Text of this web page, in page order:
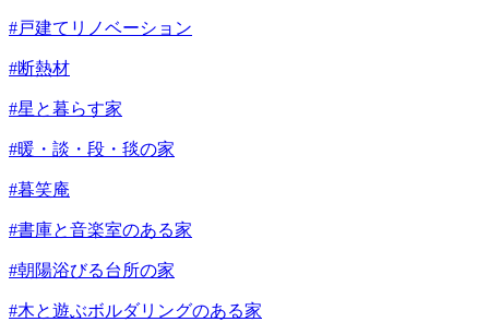
#戸建てリノベーション
#断熱材
#星と暮らす家
#暖・談・段・毯の家
#暮笑庵
#書庫と音楽室のある家
#朝陽浴びる台所の家
#木と遊ぶボルダリングのある家